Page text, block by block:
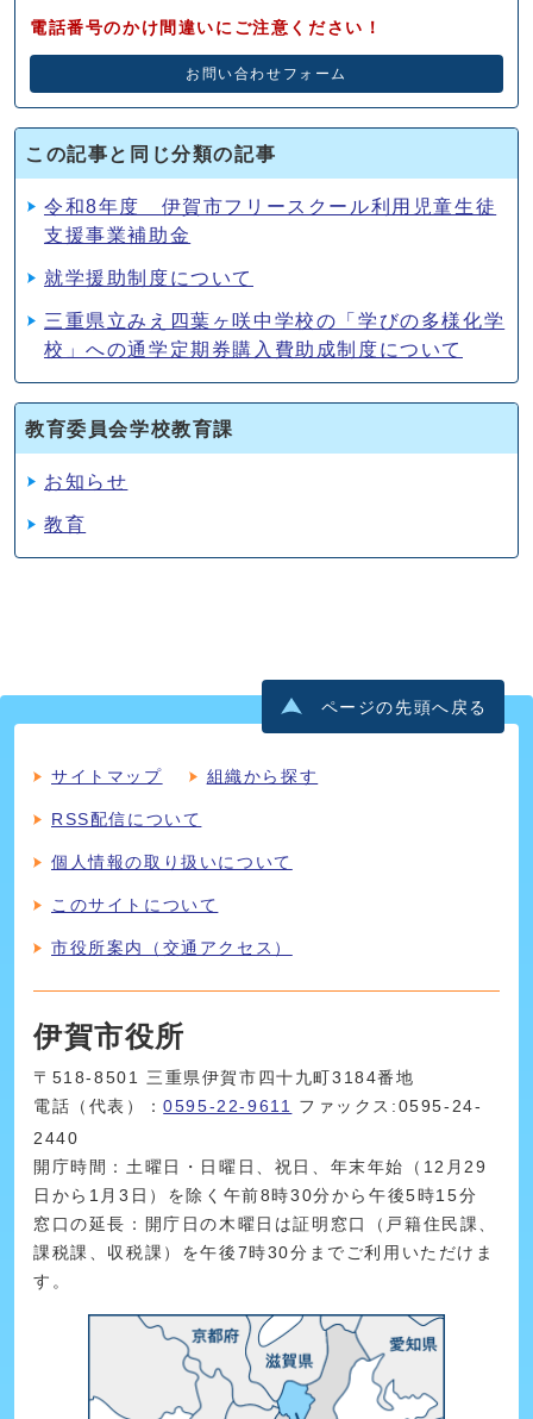
電話番号のかけ間違いにご注意ください！
お問い合わせフォーム
この記事と同じ分類の記事
令和8年度 伊賀市フリースクール利用児童生徒
支援事業補助金
就学援助制度について
三重県立みえ四葉ヶ咲中学校の「学びの多様化学
校」への通学定期券購入費助成制度について
教育委員会学校教育課
お知らせ
教育
ページの先頭へ戻る
サイトマップ 組織から探す
RSS配信について
個人情報の取り扱いについて
このサイトについて
市役所案内（交通アクセス）
伊賀市役所
〒518-8501 三重県伊賀市四十九町3184番地
電話（代表）：0595-22-9611
ファックス:0595-24-
2440
開庁時間：土曜日・日曜日、祝日、年末年始（12月29
日から1月3日）を除く午前8時30分から午後5時15分
窓口の延長：開庁日の木曜日は証明窓口（戸籍住民課、
課税課、収税課）を午後7時30分までご利用いただけま
す。